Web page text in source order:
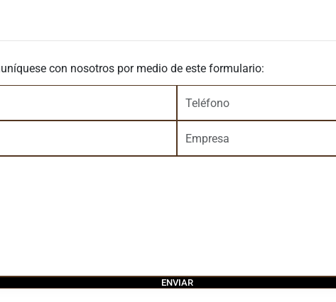
con nosotros por medio de este formulario: